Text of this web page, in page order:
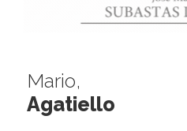
Mario,
Agatiello